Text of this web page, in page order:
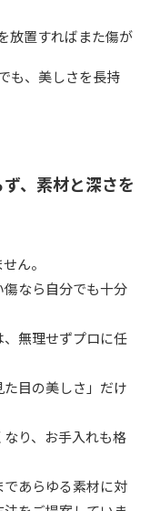
放置すればまた傷が
も、美しさを長持
、素材と深さを
ん。
なら自分でも十分
無理せずプロに任
目の美しさ」だけ
り、お手入れも格
あらゆる素材に対